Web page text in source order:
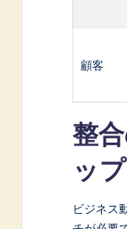
顧客
整
ップ
ビジネス